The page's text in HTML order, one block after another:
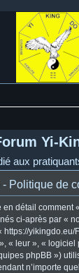
Yi-
aux
- Politique de
détail comment
ci-après par «
https://
« leur », «
phpBB »)
n’importe